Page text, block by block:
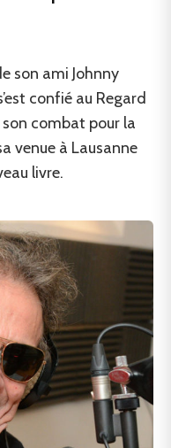
son ami Johnny
confié au Regard
combat pour la
venue à Lausanne
livre.